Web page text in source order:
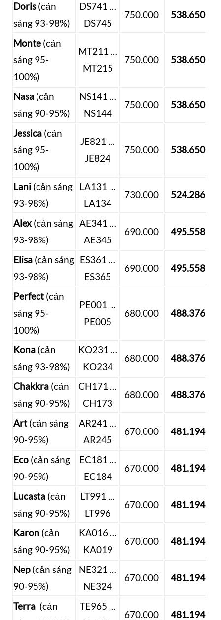
Doris(cản
sáng 93-98%)
DS741 …
DS745
750.000 538.650
Monte (cản
sáng 95-
100%)
MT211 …
MT215
750.000 538.650
Nasa (cản
sáng 90-95%)
NS141 …
NS144
750.000 538.650
Jessica (cản
sáng 95-
100%)
JE821 …
JE824
750.000 538.650
Lani (cản sáng
93-98%)
LA131 …
LA134
730.000 524.286
Alex (cản sáng
93-98%)
AE341 …
AE345
690.000 495.558
Elisa (cản sáng
93-98%)
ES361 …
ES365
690.000 495.558
Perfect(cản
sáng 95-
100%)
PE001 …
PE005
680.000 488.376
Kona (cản
sáng 93-98%)
KO231 …
KO234
680.000 488.376
Chakkra (cản
sáng 90-95%)
CH171 …
CH173
680.000 488.376
Art(cản sáng
90-95%)
AR241 …
AR245
670.000 481.194
Eco (cản sáng
90-95%)
EC181 …
EC184
670.000 481.194
Lucasta (cản
sáng 90-95%)
LT991 …
LT996
670.000 481.194
Karon (cản
sáng 90-95%)
KA016 …
KA019
670.000 481.194
Nep(cản sáng
90-95%)
NE321 …
NE324
670.000 481.194
Terra (cản
TE965 …
670.000 481.194